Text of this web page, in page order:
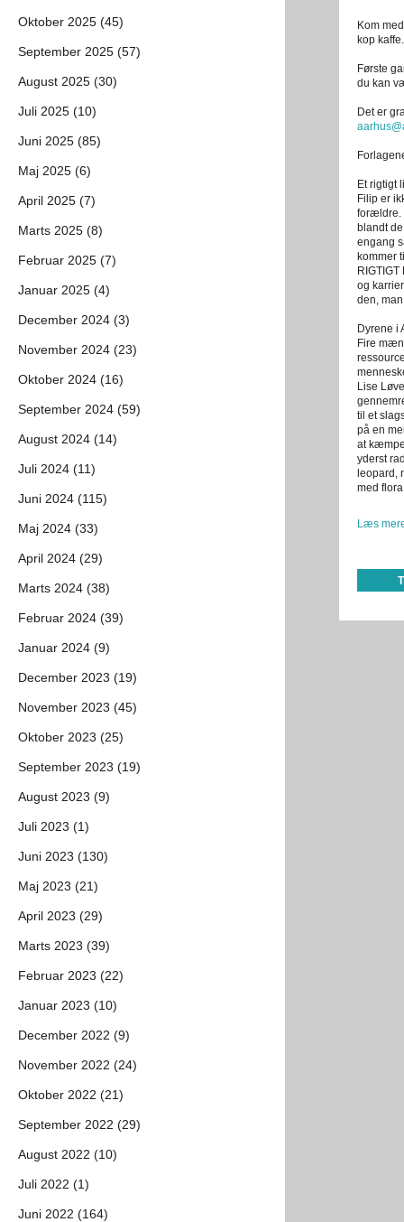
Kom
kop kaffe.
Første
du kan
Det er
Et rigtigt
Filip er
forældre.
blandt
engang
kommer
og
den, man
Dyrene i
Fire
Lise
til et
på en
at
yderst
leopard,
med
Læs
Oktober 2025 (45)
September 2025 (57)
August 2025 (30)
Juli 2025 (10)
Juni 2025 (85)
Maj 2025 (6)
April 2025 (7)
Marts 2025 (8)
Februar 2025 (7)
Januar 2025 (4)
December 2024 (3)
November 2024 (23)
Oktober 2024 (16)
September 2024 (59)
August 2024 (14)
Juli 2024 (11)
Juni 2024 (115)
Maj 2024 (33)
April 2024 (29)
Marts 2024 (38)
Februar 2024 (39)
Januar 2024 (9)
December 2023 (19)
November 2023 (45)
Oktober 2023 (25)
September 2023 (19)
August 2023 (9)
Juli 2023 (1)
Juni 2023 (130)
Maj 2023 (21)
April 2023 (29)
Marts 2023 (39)
Februar 2023 (22)
Januar 2023 (10)
December 2022 (9)
November 2022 (24)
Oktober 2022 (21)
September 2022 (29)
August 2022 (10)
Juli 2022 (1)
Juni 2022 (164)